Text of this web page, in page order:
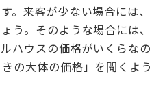
。来客が少ない場合には、
う。そのような場合には、
ハウスの価格がいくらなの
の大体の価格」を聞くよう